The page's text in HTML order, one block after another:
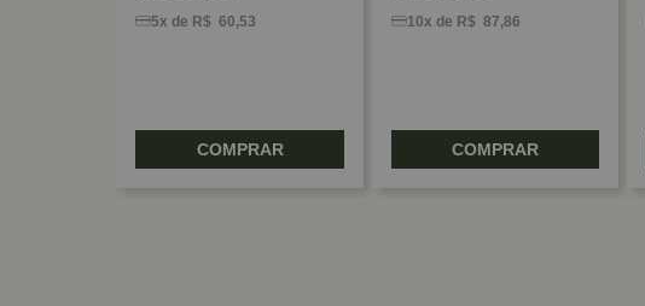
5x de R$ 60,53
COMPRAR
10x de R$ 87,86
COMPRAR